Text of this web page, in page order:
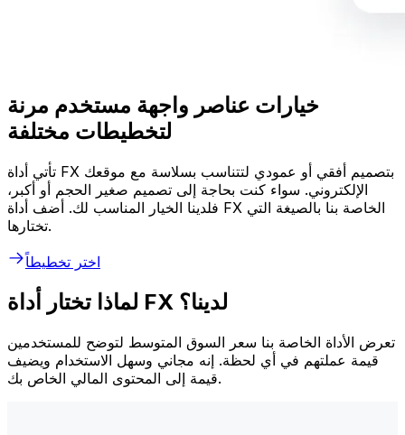
خيارات عناصر واجهة مستخدم مرنة
لتخطيطات مختلفة
تأتي أداة FX بتصميم أفقي أو عمودي لتتناسب بسلاسة مع موقعك
الإلكتروني. سواء كنت بحاجة إلى تصميم صغير الحجم أو أكبر،
فلدينا الخيار المناسب لك. أضف أداة FX الخاصة بنا بالصيغة التي
تختارها.
اختر تخطيطاً
لماذا تختار أداة FX لدينا؟
تعرض الأداة الخاصة بنا سعر السوق المتوسط لتوضح للمستخدمين
قيمة عملتهم في أي لحظة. إنه مجاني وسهل الاستخدام ويضيف
قيمة إلى المحتوى المالي الخاص بك.